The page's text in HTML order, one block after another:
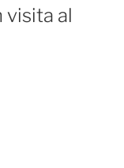
visita al